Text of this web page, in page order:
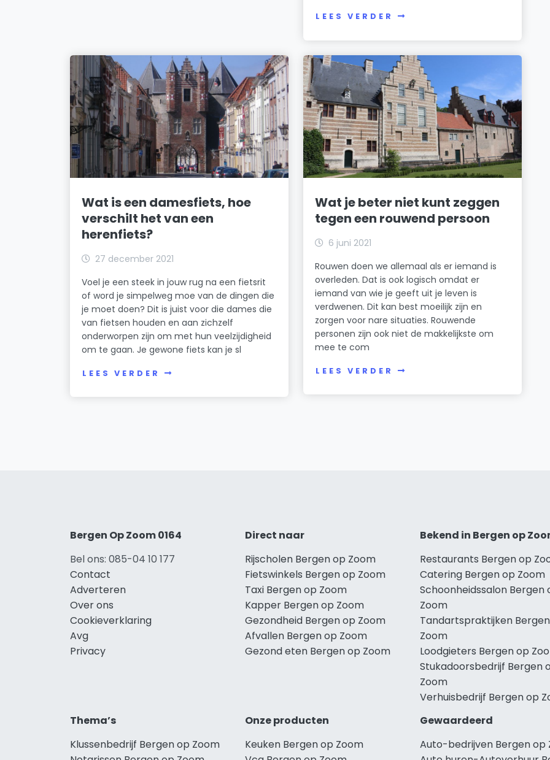
LEES VERDER
Wat is een damesfiets, hoe
verschilt het van een
herenfiets?
27 december 2021
Voel je een steek in jouw rug na een fietsrit
of word je simpelweg moe van de dingen die
je moet doen? Dit is juist voor die dames die
van fietsen houden en aan zichzelf
onderworpen zijn om met hun veelzijdigheid
om te gaan. Je gewone fiets kan je sl
LEES VERDER
Wat je beter niet kunt zeggen
tegen een rouwend persoon
6 juni 2021
Rouwen doen we allemaal als er iemand is
overleden. Dat is ook logisch omdat er
iemand van wie je geeft uit je leven is
verdwenen. Dit kan best moeilijk zijn en
zorgen voor nare situaties. Rouwende
personen zijn ook niet de makkelijkste om
mee te com
LEES VERDER
Bergen Op Zoom 0164
Bel ons: 085-04 10 177
Contact
Adverteren
Over ons
Cookieverklaring
Avg
Privacy
Direct naar
Rijscholen Bergen op Zoom
Fietswinkels Bergen op Zoom
Taxi Bergen op Zoom
Kapper Bergen op Zoom
Gezondheid Bergen op Zoom
Afvallen Bergen op Zoom
Gezond eten Bergen op Zoom
Bekend in Bergen op
Restaurants Bergen op
Catering Bergen op Zoom
Schoonheidssalon Bergen
Zoom
Tandartspraktijken
Zoom
Loodgieters Bergen op
Stukadoorsbedrijf Bergen
Zoom
Verhuisbedrijf Bergen op
Thema’s
Klussenbedrijf Bergen op Zoom
Onze producten
Keuken Bergen op Zoom
Gewaardeerd
Auto-bedrijven Bergen op